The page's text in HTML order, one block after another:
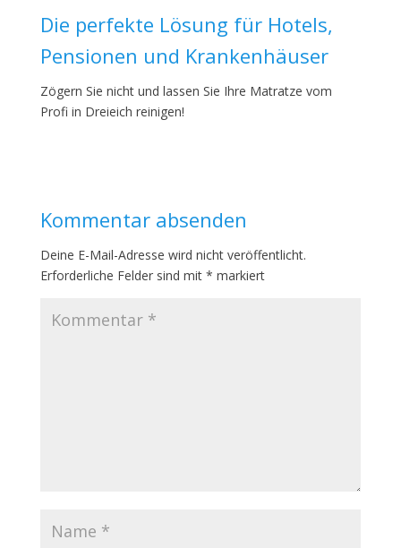
Die perfekte Lösung für Hotels,
Pensionen und Krankenhäuser
Zögern Sie nicht und lassen Sie Ihre Matratze vom
Profi in Dreieich reinigen!
Kommentar absenden
Deine E-Mail-Adresse wird nicht veröffentlicht.
Erforderliche Felder sind mit * markiert